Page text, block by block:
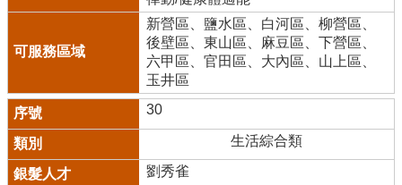
新營區、鹽水區、白河區、柳營區、
後壁區、東山區、麻豆區、下營區、
六甲區、官田區、大內區、山上區、
玉井區
30
生活綜合類
劉秀雀